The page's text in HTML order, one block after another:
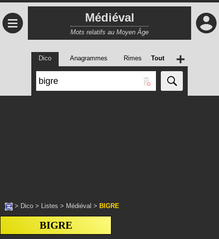
≡ Médiéval
Mots relatifs au Moyen Âge
Dico Anagrammes Rimes Tout +
> Dico > Listes > Médiéval > BIGRE
BIGRE